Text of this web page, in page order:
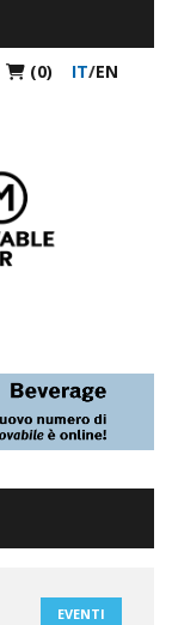
(0) IT/EN
EVENTI